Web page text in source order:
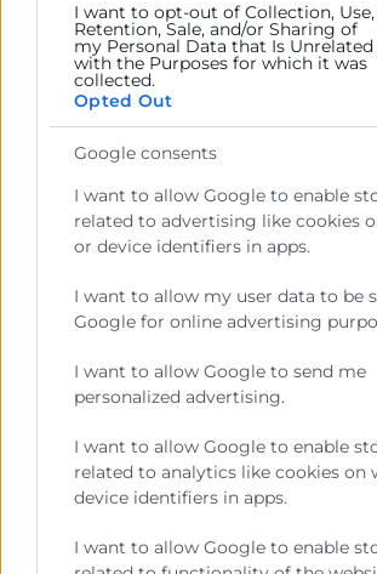
I want to opt-out of Collection, Use,
Retention, Sale, and/or Sharing of
my Personal Data that Is Unrelated
with the Purposes for which it was
collected.
Opted Out
Google consents
I want to allow Google to enable
related to advertising like cookies
or device identifiers in apps.
I want to allow my user data to be
Google for online advertising
I want to allow Google to send me
personalized advertising.
I want to allow Google to enable
related to analytics like cookies on
device identifiers in apps.
I want to allow Google to enable
Recursos
Sobre la Cámara
Perfil del contratante
Transparencia
Enlaces de Interés
Fondos Estructurales
Canal de Denuncia